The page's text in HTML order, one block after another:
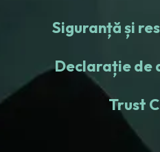
Siguranță și
Declarație de
Trust